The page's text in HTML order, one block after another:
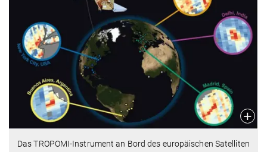
Das TROPOMI-Instrument an Bord des europäischen Satelliten